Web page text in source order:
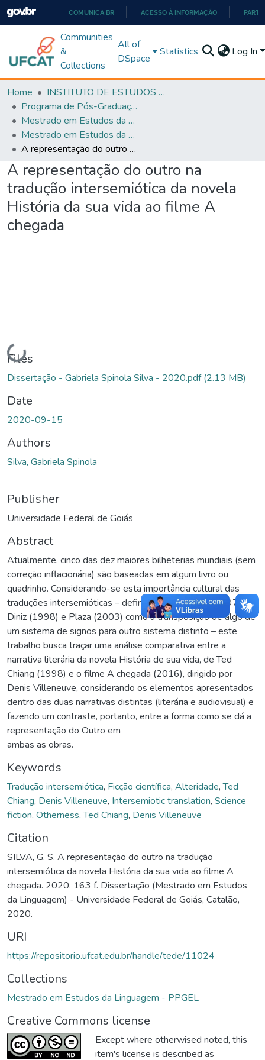
PARA
O
COMUNICA BR ACESSO À INFORMAÇÃO
Communities
&
Collections
All of
DSpace
Statistics Log In
Home
INSTITUTO DE ESTUDOS DA LINGUAGEM
Programa de Pós-Graduação em Estudos da Linguagem (PPGEL)
Mestrado em Estudos da Linguagem - PPGEL
Mestrado em Estudos da Linguagem - PPGEL
A representação do outro na tradução intersemiótica da novela História da sua vida ao filme A chegada
A representação do outro na
tradução intersemiótica da novela
História da sua vida ao filme A
chegada
Loading...
Files
Dissertação - Gabriela Spinola Silva - 2020.pdf(2.13 MB)
Date
2020-09-15
Authors
Silva, Gabriela Spinola
Publisher
Universidade Federal de Goiás
Abstract
Atualmente, cinco das dez maiores bilheterias mundiais (sem
correção inflacionária) são baseadas em algum livro ou
quadrinho. Considerando-se esta importância cultural das
traduções intersemióticas – definidas por Jakobson (1974),
Diniz (1998) e Plaza (2003) como a transposição de algo de
um sistema de signos para outro sistema distinto – este
trabalho busca traçar uma análise comparativa entre a
narrativa literária da novela História de sua vida, de Ted
Chiang (1998) e o filme A chegada (2016), dirigido por
Denis Villeneuve, considerando os elementos apresentados
dentro das duas narrativas distintas (literária e audiovisual) e
fazendo um contraste, portanto, entre a forma como se dá a
representação do Outro em
ambas as obras.
Keywords
Tradução intersemiótica, Ficção científica, Alteridade,Ted
Chiang, Denis Villeneuve, Intersemiotic translation, Science
fiction, Otherness,Ted Chiang, Denis Villeneuve
Citation
SILVA, G. S. A representação do outro na tradução
intersemiótica da novela História da sua vida ao filme A
chegada. 2020. 163 f. Dissertação (Mestrado em Estudos
da Linguagem) - Universidade Federal de Goiás, Catalão,
2020.
URI
https://repositorio.ufcat.edu.br/handle/tede/11024
Collections
Mestrado em Estudos da Linguagem - PPGEL
Creative Commons license
Except where otherwised noted, this
item's license is described as